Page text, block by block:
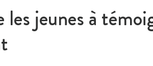
les jeunes à